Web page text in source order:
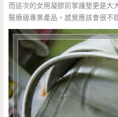
而這次的女用凝膠前掌護墊更是大
醫療級專業產品，感覺應該會很不